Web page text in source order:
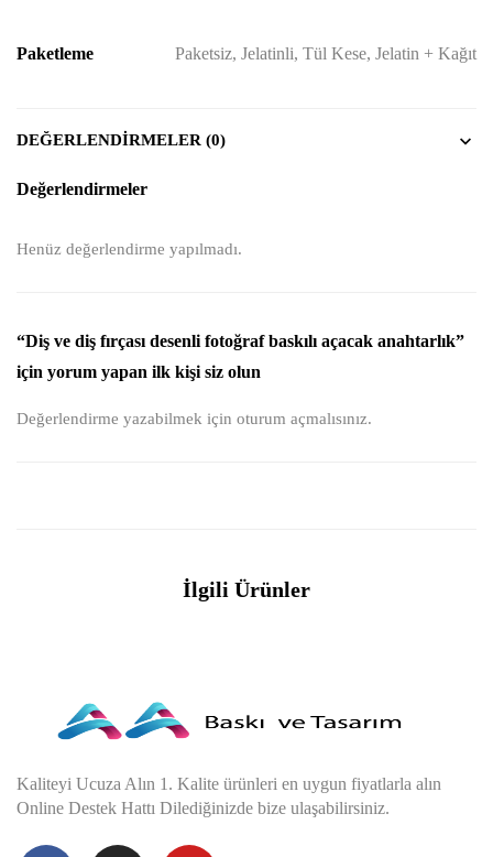
Paketleme Paketsiz, Jelatinli, Tül Kese, Jelatin + Kağıt
DEĞERLENDIRMELER (0)
Değerlendirmeler
Henüz değerlendirme yapılmadı.
“Diş ve diş fırçası desenli fotoğraf baskılı açacak anahtarlık”
için yorum yapan ilk kişi siz olun
Değerlendirme yazabilmek için oturum açmalısınız.
İlgili Ürünler
Kaliteyi Ucuza Alın 1. Kalite ürünleri en uygun fiyatlarla alın
Online Destek Hattı Dilediğinizde bize ulaşabilirsiniz.